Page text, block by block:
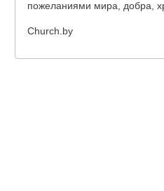
пожеланиями мира, добра,
Church.by